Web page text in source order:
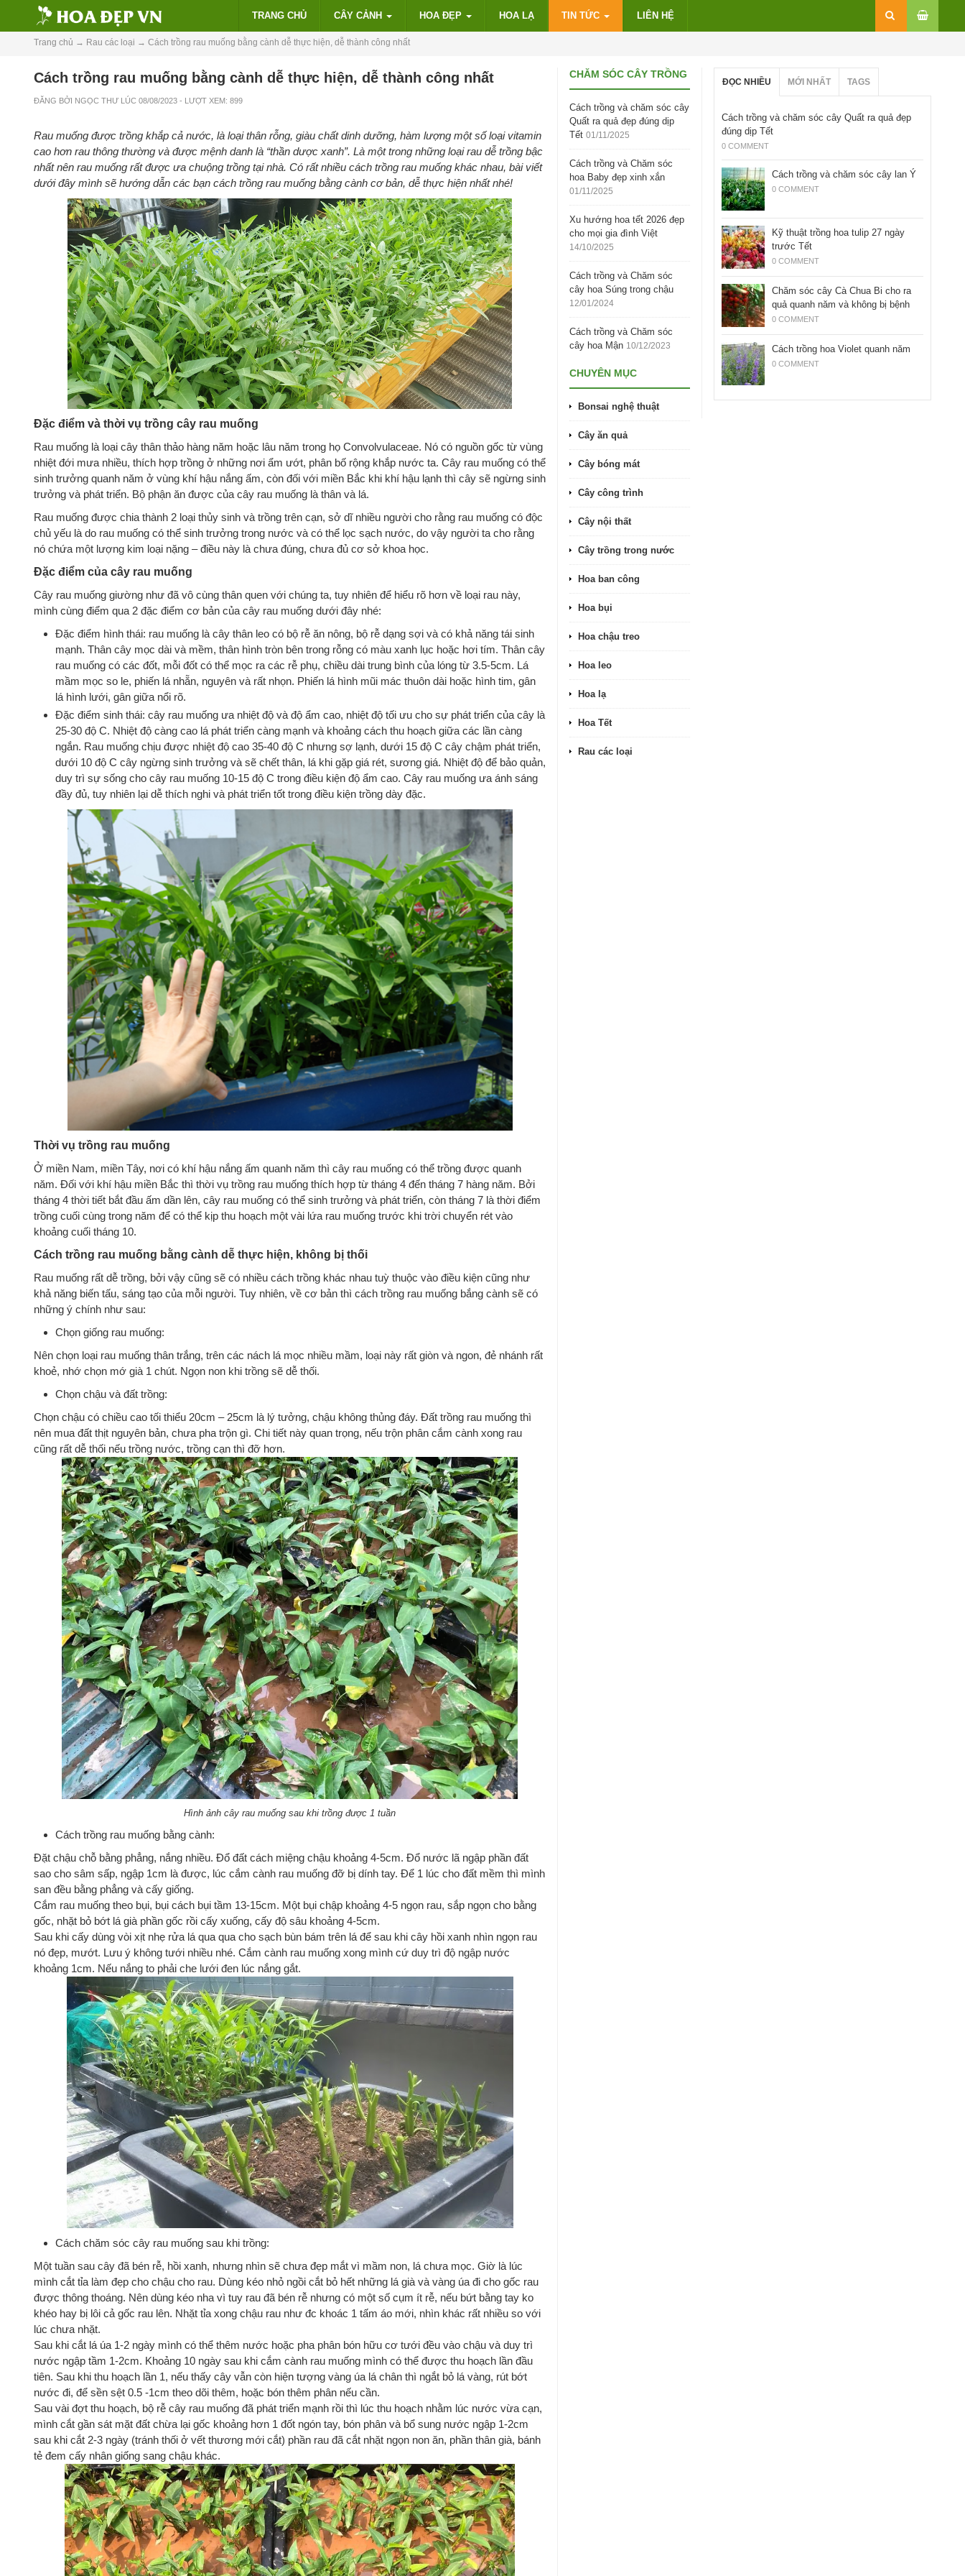
TRANG CHỦ CÂY CẢNH HOA ĐẸP HOA LẠ TIN TỨC LIÊN HỆ
Trang chủ → Rau các loại → Cách trồng rau muống bằng cành dễ thực hiện, dễ thành công nhất
Cách trồng rau muống bằng cành dễ thực hiện, dễ thành công nhất
ĐĂNG BỞI NGỌC THƯ LÚC 08/08/2023 - LƯỢT XEM: 899
Rau muống được trồng khắp cả nước, là loại thân rỗng, giàu chất dinh dưỡng, hàm lượng một số loại vitamin
cao hơn rau thông thường và được mệnh danh là “thần dược xanh”. Là một trong những loại rau dễ trồng bậc
nhất nên rau muống rất được ưa chuộng trồng tại nhà. Có rất nhiều cách trồng rau muống khác nhau, bài viết
dưới đây mình sẽ hướng dẫn các bạn cách trồng rau muống bằng cành cơ bản, dễ thực hiện nhất nhé!
Đặc điểm và thời vụ trồng cây rau muống
Rau muống là loại cây thân thảo hàng năm hoặc lâu năm trong họ Convolvulaceae. Nó có nguồn gốc từ vùng
nhiệt đới mưa nhiều, thích hợp trồng ở những nơi ẩm ướt, phân bố rộng khắp nước ta. Cây rau muống có thể
sinh trưởng quanh năm ở vùng khí hậu nắng ấm, còn đối với miền Bắc khi khí hậu lạnh thì cây sẽ ngừng sinh
trưởng và phát triển. Bộ phận ăn được của cây rau muống là thân và lá.
Rau muống được chia thành 2 loại thủy sinh và trồng trên cạn, sở dĩ nhiều người cho rằng rau muống có độc
chủ yếu là do rau muống có thể sinh trưởng trong nước và có thể lọc sạch nước, do vậy người ta cho rằng
nó chứa một lượng kim loại nặng – điều này là chưa đúng, chưa đủ cơ sở khoa học.
Đặc điểm của cây rau muống
Cây rau muống giường như đã vô cùng thân quen với chúng ta, tuy nhiên để hiểu rõ hơn về loại rau này,
mình cùng điểm qua 2 đặc điểm cơ bản của cây rau muống dưới đây nhé:
Đặc điểm hình thái: rau muống là cây thân leo có bộ rễ ăn nông, bộ rễ dạng sợi và có khả năng tái sinh
mạnh. Thân cây mọc dài và mềm, thân hình tròn bên trong rỗng có màu xanh lục hoặc hơi tím. Thân cây
rau muống có các đốt, mỗi đốt có thể mọc ra các rễ phụ, chiều dài trung bình của lóng từ 3.5-5cm. Lá
mầm mọc so le, phiến lá nhẵn, nguyên và rất nhọn. Phiến lá hình mũi mác thuôn dài hoặc hình tim, gân
lá hình lưới, gân giữa nổi rõ.
Đặc điểm sinh thái: cây rau muống ưa nhiệt độ và độ ẩm cao, nhiệt độ tối ưu cho sự phát triển của cây là
25-30 độ C. Nhiệt độ càng cao lá phát triển càng mạnh và khoảng cách thu hoạch giữa các lần càng
ngắn. Rau muống chịu được nhiệt độ cao 35-40 độ C nhưng sợ lạnh, dưới 15 độ C cây chậm phát triển,
dưới 10 độ C cây ngừng sinh trưởng và sẽ chết thân, lá khi gặp giá rét, sương giá. Nhiệt độ để bảo quản,
duy trì sự sống cho cây rau muống 10-15 độ C trong điều kiện độ ẩm cao. Cây rau muống ưa ánh sáng
đầy đủ, tuy nhiên lại dễ thích nghi và phát triển tốt trong điều kiện trồng dày đặc.
Thời vụ trồng rau muống
Ở miền Nam, miền Tây, nơi có khí hậu nắng ấm quanh năm thì cây rau muống có thể trồng được quanh
năm. Đối với khí hậu miền Bắc thì thời vụ trồng rau muống thích hợp từ tháng 4 đến tháng 7 hàng năm. Bởi
tháng 4 thời tiết bắt đầu ấm dần lên, cây rau muống có thể sinh trưởng và phát triển, còn tháng 7 là thời điểm
trồng cuối cùng trong năm để có thể kịp thu hoạch một vài lứa rau muống trước khi trời chuyển rét vào
khoảng cuối tháng 10.
Cách trồng rau muống bằng cành dễ thực hiện, không bị thối
Rau muống rất dễ trồng, bởi vậy cũng sẽ có nhiều cách trồng khác nhau tuỳ thuộc vào điều kiện cũng như
khả năng biến tấu, sáng tạo của mỗi người. Tuy nhiên, về cơ bản thì cách trồng rau muống bắng cành sẽ có
những ý chính như sau:
Chọn giống rau muống:
Nên chọn loại rau muống thân trắng, trên các nách lá mọc nhiều mầm, loại này rất giòn và ngon, đẻ nhánh rất
khoẻ, nhớ chọn mớ già 1 chút. Ngọn non khi trồng sẽ dễ thối.
Chọn chậu và đất trồng:
Chọn chậu có chiều cao tối thiểu 20cm – 25cm là lý tưởng, chậu không thủng đáy. Đất trồng rau muống thì
nên mua đất thịt nguyên bản, chưa pha trộn gì. Chi tiết này quan trọng, nếu trộn phân cắm cành xong rau
cũng rất dễ thối nếu trồng nước, trồng cạn thì đỡ hơn.
Hình ảnh cây rau muống sau khi trồng được 1 tuần
Cách trồng rau muống bằng cành:
Đặt chậu chỗ bằng phẳng, nắng nhiều. Đổ đất cách miệng chậu khoảng 4-5cm. Đổ nước lã ngập phần đất
sao cho sâm sấp, ngập 1cm là được, lúc cắm cành rau muống đỡ bị dính tay. Để 1 lúc cho đất mềm thì mình
san đều bằng phẳng và cấy giống.
Cắm rau muống theo bụi, bụi cách bụi tầm 13-15cm. Một bụi chập khoảng 4-5 ngọn rau, sắp ngọn cho bằng
gốc, nhặt bỏ bớt lá già phần gốc rồi cấy xuống, cấy độ sâu khoảng 4-5cm.
Sau khi cấy dùng vòi xịt nhẹ rửa lá qua qua cho sạch bùn bám trên lá để sau khi cây hồi xanh nhìn ngọn rau
nó đẹp, mướt. Lưu ý không tưới nhiều nhé. Cắm cành rau muống xong mình cứ duy trì độ ngập nước
khoảng 1cm. Nếu nắng to phải che lưới đen lúc nắng gắt.
Cách chăm sóc cây rau muống sau khi trồng:
Một tuần sau cây đã bén rễ, hồi xanh, nhưng nhìn sẽ chưa đẹp mắt vì mầm non, lá chưa mọc. Giờ là lúc
mình cắt tỉa làm đẹp cho chậu cho rau. Dùng kéo nhỏ ngồi cắt bỏ hết những lá già và vàng úa đi cho gốc rau
được thông thoáng. Nên dùng kéo nha vì tuy rau đã bén rễ nhưng có một số cụm ít rễ, nếu bứt bằng tay ko
khéo hay bị lôi cả gốc rau lên. Nhặt tỉa xong chậu rau như đc khoác 1 tấm áo mới, nhìn khác rất nhiều so với
lúc chưa nhặt.
Sau khi cắt lá úa 1-2 ngày mình có thể thêm nước hoặc pha phân bón hữu cơ tưới đều vào chậu và duy trì
nước ngập tầm 1-2cm. Khoảng 10 ngày sau khi cắm cành rau muống mình có thể được thu hoạch lần đầu
tiên. Sau khi thu hoạch lần 1, nếu thấy cây vẫn còn hiện tượng vàng úa lá chân thì ngắt bỏ lá vàng, rút bớt
nước đi, để sền sệt 0.5 -1cm theo dõi thêm, hoặc bón thêm phân nếu cần.
Sau vài đợt thu hoạch, bộ rễ cây rau muống đã phát triển mạnh rồi thì lúc thu hoạch nhằm lúc nước vừa cạn,
mình cắt gần sát mặt đất chừa lại gốc khoảng hơn 1 đốt ngón tay, bón phân và bổ sung nước ngập 1-2cm
sau khi cắt 2-3 ngày (tránh thối ở vết thương mới cắt) phần rau đã cắt nhặt ngọn non ăn, phần thân già, bánh
tẻ đem cấy nhân giống sang chậu khác.
CHĂM SÓC CÂY TRỒNG
Cách trồng và chăm sóc cây
Quất ra quả đẹp đúng dịp
Tết 01/11/2025
Cách trồng và Chăm sóc
hoa Baby đẹp xinh xắn
01/11/2025
Xu hướng hoa tết 2026 đẹp
cho mọi gia đình Việt
14/10/2025
Cách trồng và Chăm sóc
cây hoa Súng trong chậu
12/01/2024
Cách trồng và Chăm sóc
cây hoa Mận 10/12/2023
CHUYÊN MỤC
Bonsai nghệ thuật
Cây ăn quả
Cây bóng mát
Cây công trình
Cây nội thất
Cây trồng trong nước
Hoa ban công
Hoa bụi
Hoa chậu treo
Hoa leo
Hoa lạ
Hoa Tết
Rau các loại
ĐỌC NHIỀU MỚI NHẤT TAGS
Cách trồng và chăm sóc cây Quất ra quả đẹp
đúng dịp Tết
0 COMMENT
Cách trồng và chăm sóc cây lan Ý
0 COMMENT
Kỹ thuật trồng hoa tulip 27 ngày
trước Tết
0 COMMENT
Chăm sóc cây Cà Chua Bi cho ra
quả quanh năm và không bị bệnh
0 COMMENT
Cách trồng hoa Violet quanh năm
0 COMMENT